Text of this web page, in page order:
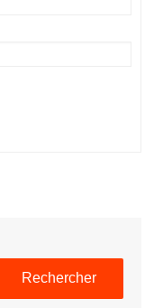
Rechercher